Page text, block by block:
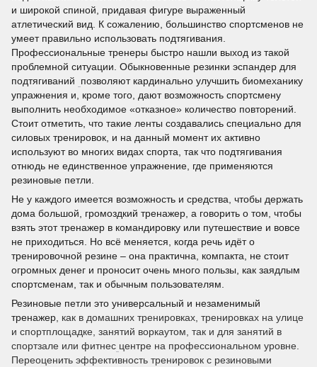
и широкой спиной, придавая фигуре выраженный
атлетический вид. К сожалению, большинство спортсменов не
умеет правильно использовать подтягивания.
Профессиональные тренеры быстро нашли выход из такой
проблемной ситуации. Обыкновенные резинки эспандер для
подтягиваний
позволяют кардинально улучшить биомеханику
упражнения и, кроме того, дают возможность спортсмену
выполнить необходимое «отказное» количество повторений.
Стоит отметить, что такие ленты создавались специально для
силовых тренировок, и на данный момент их активно
используют во многих видах спорта, так что подтягивания
отнюдь не единственное упражнение, где применяются
резиновые петли.
Не у каждого имеется возможность и средства, чтобы держать
дома большой, громоздкий тренажер, а говорить о том, чтобы
взять этот тренажер в командировку или путешествие и вовсе
не приходиться. Но всё меняется, когда речь идёт о
тренировочной резине – она практична, компакта, не стоит
огромных денег и проносит очень много пользы, как заядлым
спортсменам, так и обычным пользователям.
Резиновые петли это универсальный и незаменимый
тренажер, как в домашних тренировках, тренировках на улице
и спортплощадке, занятий воркаутом, так и для занятий в
спортзале или фитнес центре на профессиональном уровне.
Переоценить эффективность тренировок с резиновыми